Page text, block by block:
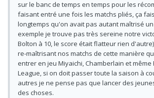
sur le banc de temps en temps pour les
faisant entré une fois les matchs pliés, ça
longtemps qu'on avait pas autant maîtrisé
exemple je trouve pas très sereine notre
Bolton à 10, le score était flatteur rien
re-maîtrisant nos matchs de cette manière
entrer en jeu Miyaichi, Chamberlain et même
League, si on doit passer toute la saison à
autres je ne pense pas que lancer des
des choses.